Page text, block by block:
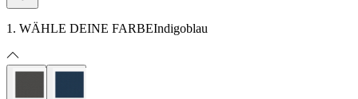
1. WÄHLE DEINE FARBEIndigoblau